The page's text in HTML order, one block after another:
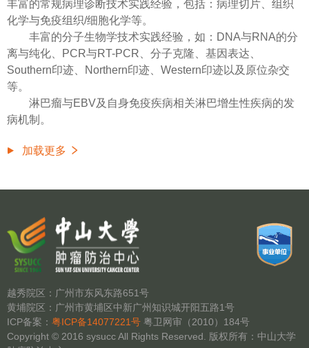
丰富的常规病理诊断技术实践经验，包括：病理切片、组织
化学与免疫组织/细胞化学等。
丰富的分子生物学技术实践经验，如：DNA与RNA的分
离与纯化、PCR与RT-PCR、分子克隆、基因表达、
Southern印迹、Northern印迹、Western印迹以及原位杂交
等。
淋巴瘤与EBV及自身免疫疾病相关淋巴增生性疾病的发
病机制。
加载更多
越秀院区：广州市东风东路651号
黄埔院区：广州市黄埔区中新广州知识城开阳五路1号
ICP备案： 粤ICP备14077221号 粤卫网审（2010）184号
Copyright © 2016 sysucc All Rights Reserved. 版权所有：中山大学